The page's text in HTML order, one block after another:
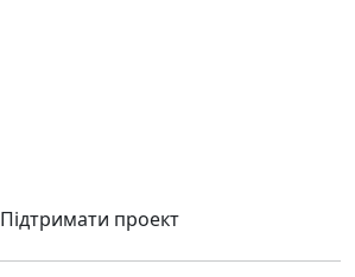
Підтримати проект